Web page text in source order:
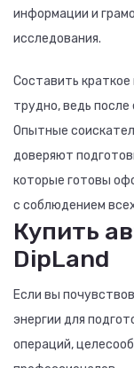
информации и
исследования.
Составить
трудно, ведь после
Опытные
доверяют
которые готовы
с соблюдением
Купить
DipLand
Если вы
энергии для
операций,